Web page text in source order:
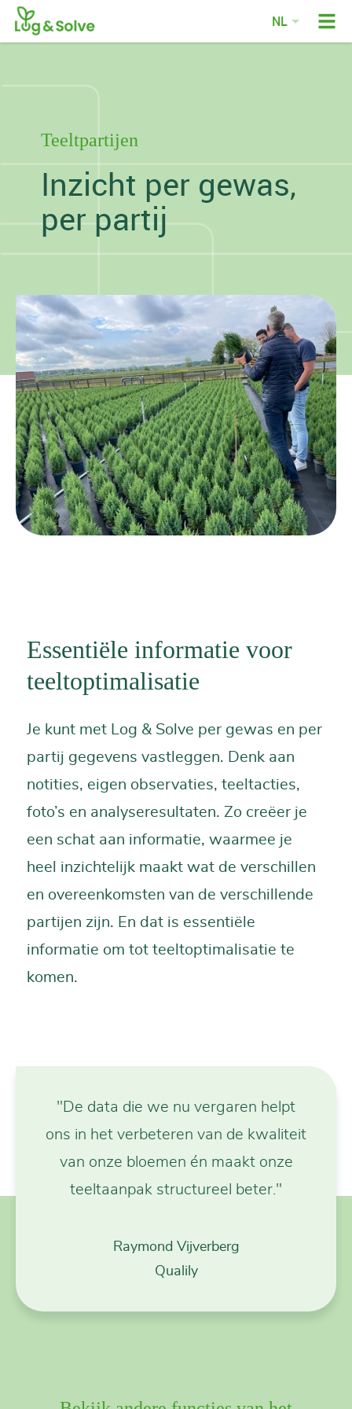
NL
EN
Teeltpartijen
Inzicht per gewas,
per partij
Essentiële informatie voor
teeltoptimalisatie
Je kunt met Log & Solve per gewas en per
partij gegevens vastleggen. Denk aan
notities, eigen observaties, teeltacties,
foto’s en analyseresultaten. Zo creëer je
een schat aan informatie, waarmee je
heel inzichtelijk maakt wat de verschillen
en overeenkomsten van de verschillende
partijen zijn. En dat is essentiële
informatie om tot teeltoptimalisatie te
komen.
"De data die we nu vergaren helpt
ons in het verbeteren van de kwaliteit
van onze bloemen én maakt onze
teeltaanpak structureel beter."
Raymond Vijverberg
Qualily